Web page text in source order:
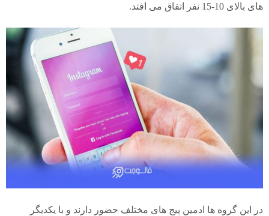
های بالای 10-15 نفر اتفاق می افتد.
در این گروه ها ادمین پیج های مختلف حضور دارند و با یکدیگر